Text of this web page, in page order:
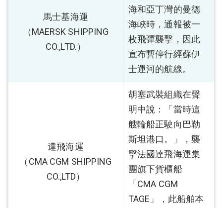
馬士基海運
（MAERSK SHIPPING
CO.,LTD.）
海和亞丁灣的曼德
海峽時，通報被一
枚飛彈襲擊，因此
宣布暫停行經蘇伊
士運河的航線。
達飛海運
（CMA CGM SHIPPING
CO.,LTD）
胡塞武裝組織在聲
明中說：「當時這
艘輪船正駛向巴勒
斯坦港口。」，襲
擊法國達飛海運集
團旗下貨櫃船
「CMA CGM
TAGE」，此船舶本